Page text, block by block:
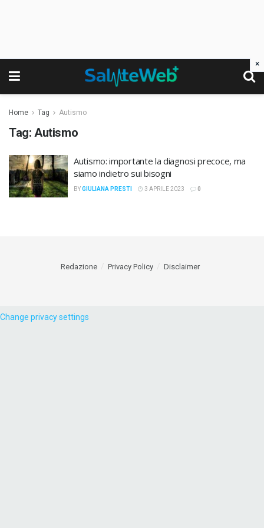
Home Tag Autismo
Tag: Autismo
Autismo: importante la diagnosi precoce, ma
siamo indietro sui bisogni
BYGIULIANA PRESTI 3 APRILE 2023 0
Redazione Privacy Policy Disclaimer
Change privacy settings
×